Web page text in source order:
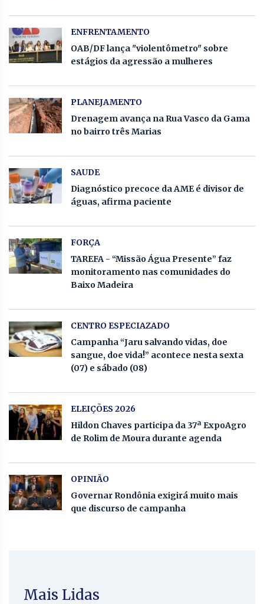
ENFRENTAMENTO
OAB/DF lança "violentômetro" sobre
estágios da agressão a mulheres
PLANEJAMENTO
Drenagem avança na Rua Vasco da Gama
no bairro três Marias
SAUDE
Diagnóstico precoce da AME é divisor de
águas, afirma paciente
FORÇA
TAREFA - “Missão Água Presente” faz
monitoramento nas comunidades do
Baixo Madeira
CENTRO ESPECIAZADO
Campanha “Jaru salvando vidas, doe
sangue, doe vida!” acontece nesta sexta
(07) e sábado (08)
ELEIÇÕES 2026
Hildon Chaves participa da 37ª ExpoAgro
de Rolim de Moura durante agenda
OPINIÃO
Governar Rondônia exigirá muito mais
que discurso de campanha
Mais Lidas